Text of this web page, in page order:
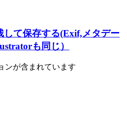
して保存する(Exif,メタデー
も同じ）
ンが含まれています